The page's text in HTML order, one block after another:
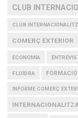
CLUB
CLUB
COMERÇ EXTERIOR
ECONOMIA
FLUIDRA FORMACIÓ
INFORME COMERÇ